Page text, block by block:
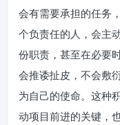
会有需要承担的任务
个负责任的人，会主
份职责，甚至在必要
会推诿扯皮，不会敷
为自己的使命。这种
动项目前进的关键，